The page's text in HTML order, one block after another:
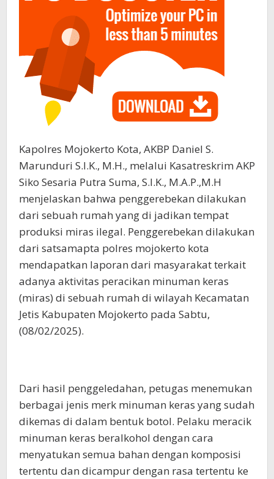
Kapolres Mojokerto Kota, AKBP Daniel S.
Marunduri S.I.K., M.H., melalui Kasatreskrim AKP
Siko Sesaria Putra Suma, S.I.K., M.A.P.,M.H
menjelaskan bahwa penggerebekan dilakukan
dari sebuah rumah yang di jadikan tempat
produksi miras ilegal. Penggerebekan dilakukan
dari satsamapta polres mojokerto kota
mendapatkan laporan dari masyarakat terkait
adanya aktivitas peracikan minuman keras
(miras) di sebuah rumah di wilayah Kecamatan
Jetis Kabupaten Mojokerto pada Sabtu,
(08/02/2025).
Dari hasil penggeledahan, petugas menemukan
berbagai jenis merk minuman keras yang sudah
dikemas di dalam bentuk botol. Pelaku meracik
minuman keras beralkohol dengan cara
menyatukan semua bahan dengan komposisi
tertentu dan dicampur dengan rasa tertentu ke